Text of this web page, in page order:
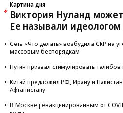
Картина дня
Виктория Нуланд
Ее называли
Сеть «Что делать» возбудила СКР на
массовым беспорядкам
Путин призвал стимулировать
Китай предложил РФ, Ирану и
Афганистану
В Москве ревакцинированным от